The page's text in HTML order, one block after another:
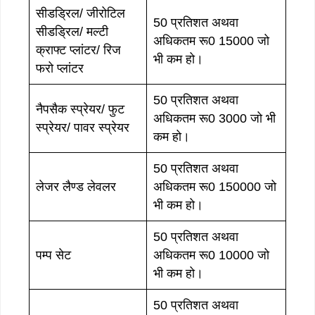
सीडड्रिल/ जीरोटिल
सीडड्रिल/ मल्टी
क्राफ्ट प्लांटर/ रिज
फरो प्लांटर
50 प्रतिशत अथवा
अधिकतम रू0 15000 जो
भी कम हो।
नैपसैक स्प्रेयर/ फुट
स्प्रेयर/ पावर स्प्रेयर
50 प्रतिशत अथवा
अधिकतम रू0 3000 जो भी
कम हो।
लेजर लैण्ड लेवलर
50 प्रतिशत अथवा
अधिकतम रू0 150000 जो
भी कम हो।
पम्प सेट
50 प्रतिशत अथवा
अधिकतम रू0 10000 जो
भी कम हो।
50 प्रतिशत अथवा